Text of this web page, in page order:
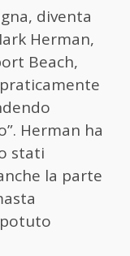
diventa
Herman,
Beach,
Herman ha
stati
la parte